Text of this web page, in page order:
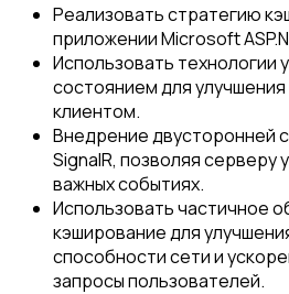
Реализовать стратегию
приложении Microsoft
Использовать технологии
состоянием для
клиентом.
Внедрение двусторонней
SignalR, позволяя серверу
важных событиях.
Использовать частичное
кэширование для
способности сети и
запросы пользователей.